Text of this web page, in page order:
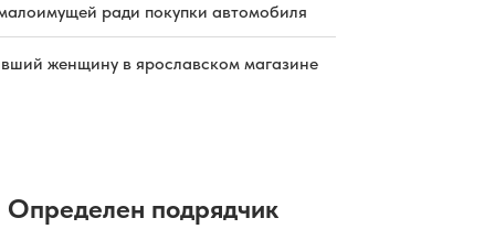
ради покупки автомобиля
женщину в ярославском магазине
Определен подрядчик